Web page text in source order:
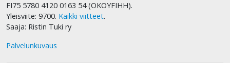
FI75 5780 4120 0163 54 (OKOYFIHH).
Yleisviite: 9700. Kaikki viitteet.
Saaja: Ristin Tuki ry
Palvelunkuvaus